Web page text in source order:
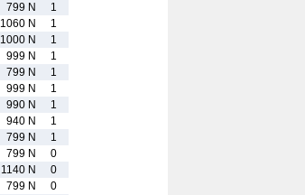
799 N
1
1060 N
1
1000 N
1
999 N
1
799 N
1
999 N
1
990 N
1
940 N
1
799 N
1
799 N
0
1140 N
0
799 N
0